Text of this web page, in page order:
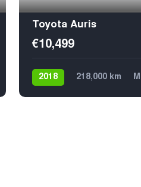
Toyota Auris
€10,499
2018 218,000 km